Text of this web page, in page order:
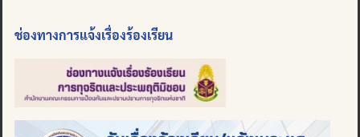
ช่องทางการแจ้งเรื่องร้องเรียน